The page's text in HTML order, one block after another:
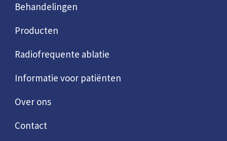
Behandelingen
Producten
Radiofrequente ablatie
Informatie voor patiënten
Over ons
Contact